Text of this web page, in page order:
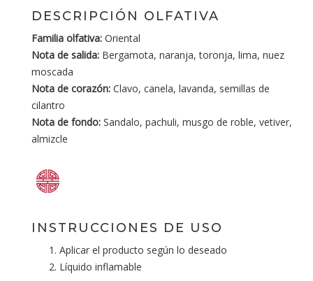
DESCRIPCIÓN OLFATIVA
Familia olfativa: Oriental
Nota de salida: Bergamota, naranja, toronja, lima, nuez
moscada
Nota de corazón: Clavo, canela, lavanda, semillas de
cilantro
Nota de fondo: Sandalo, pachuli, musgo de roble, vetiver,
almizcle
INSTRUCCIONES DE USO
Aplicar el producto según lo deseado
Líquido inflamable